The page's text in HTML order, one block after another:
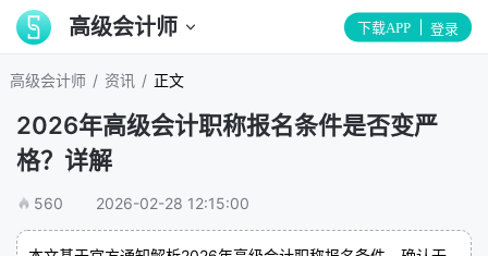
高级会计师 下载APP 登录
高级会计师 / 资讯 / 正文
2026年高级会计职称报名条件是否变严
格？详解
560 2026-02-28 12:15:00